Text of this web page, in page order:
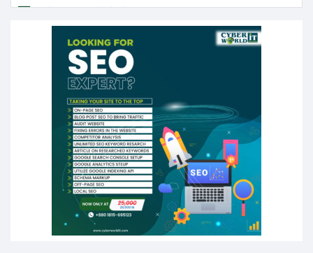
এবার লঞ্চের ভাড়া বাড়ল
১৭ থেকে ২১ শতাংশ বিদ্যুতের দাম বাড়ানোর প্রস্তাব পিডিবির
১৬ মে চাঁদপুর ও ২৫ মে ফেনী সফরে যাবেন প্রধানমন্ত্রী
উচ্চশিক্ষায় গৌরবময় অর্জন: পূর্ণ স্কলারশিপে যুক্তরাষ্ট্রে
পিএইচডি করছেন কুয়েটের কৃতি…
সারা দেশে বজ্রাঘাতে ১৪ জনের প্রাণহানি
কঠোর হচ্ছে এসএসসি ও এইচএসসি পরীক্ষা
ফরিদগঞ্জে আগুনে পুড়লো ৬ ব্যবসা প্রতিষ্ঠান